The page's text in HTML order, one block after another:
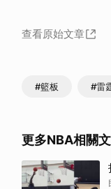
查看原始文章
#籃板 #雷
更多NBA相關